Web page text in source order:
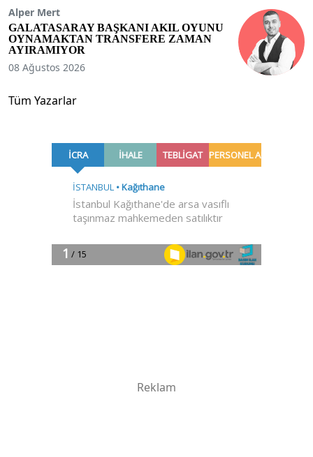
Alper Mert
GALATASARAY BAŞKANI AKIL OYUNU
OYNAMAKTAN TRANSFERE ZAMAN
AYIRAMIYOR
08 Ağustos 2026
Tüm Yazarlar